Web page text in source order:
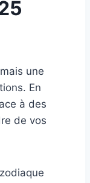
une
En
à des
de vos